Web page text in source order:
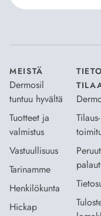
MEISTÄ
Dermosil
tuntuu hyvältä
Tuotteet ja
valmistus
Vastuullisuus
Tarinamme
Henkilökunta
Hickap